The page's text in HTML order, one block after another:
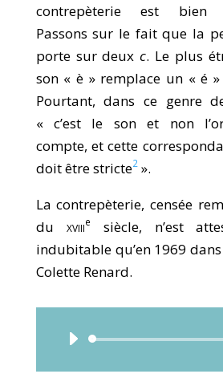
contrepèterie est bien
Passons sur le fait que la
porte sur deuxc. Le plus
son « è » remplace un « é
Pourtant, dans ce genre
« c’est le son et non
compte, et cette
doit être stricte2».
La contrepèterie, censée
du xviiie
siècle, n’est
indubitable qu’en 1969
Colette Renard.